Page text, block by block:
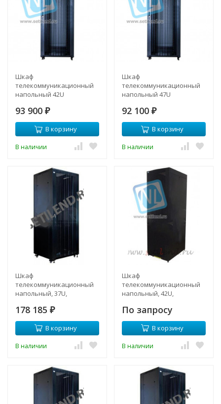
Шкаф
телекоммуникационный
напольный 42U
(SNR-TFC-428010-CPDP-B)
93 900 ₽
В корзину
В наличии
Шкаф
телекоммуникационный
напольный 47U
(SNR-TFC-478010-CPDP-B)
92 100 ₽
В корзину
В наличии
Шкаф
телекоммуникационный
напольный, 37U,
178 185 ₽
В корзину
В наличии
Шкаф
телекоммуникационный
напольный, 42U,
По запросу
В корзину
В наличии